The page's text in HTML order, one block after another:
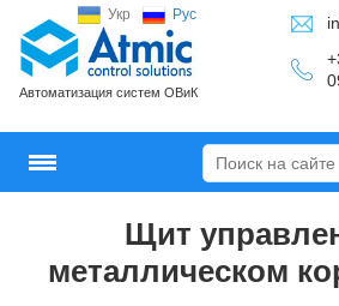
Укр Рус
Автоматизация систем ОВиК
Щит
металлическом